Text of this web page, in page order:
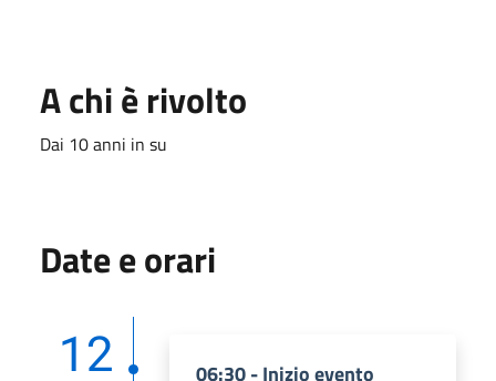
A chi è rivolto
Dai 10 anni in su
Date e orari
12 06:30 - Inizio evento